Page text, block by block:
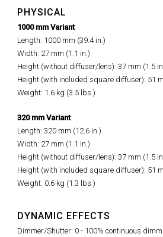
PHYSICAL
1000 mm Variant
Length: 1000 mm (39.4 in.)
Width: 27 mm (1.1 in.)
Height (without diffuser/lens): 37 mm (1.5
Height (with included square diffuser): 51
Weight: 1.6 kg (3.5 lbs.)
320 mm Variant
Length: 320 mm (12.6 in.)
Width: 27 mm (1.1 in.)
Height (without diffuser/lens): 37 mm (1.5
Height (with included square diffuser): 51
Weight: 0.6 kg (1.3 lbs.)
DYNAMIC EFFECTS
Dimmer/Shutter: 0 - 100% continuous